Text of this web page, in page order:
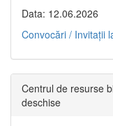
Data: 12.06.2026
Convocări / Invitaţii
Centrul de resurse
deschise